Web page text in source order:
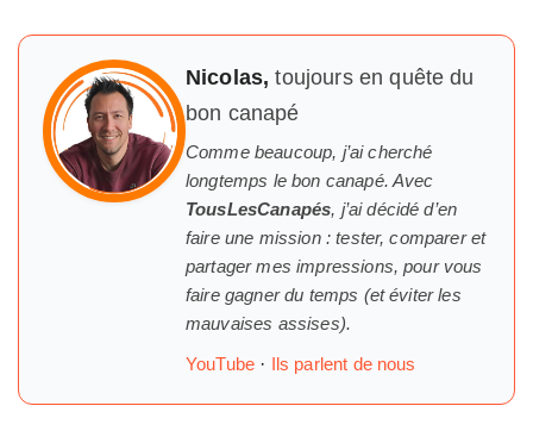
Nicolas,toujours en quête du
bon canapé
Comme beaucoup, j’ai cherché
longtemps lebon canapé. Avec
TousLesCanapés, j’ai décidé d’en
faire une mission : tester, comparer et
partager mes impressions, pour vous
faire gagner du temps (et éviter les
mauvaises assises).
YouTube · Ils parlent de nous